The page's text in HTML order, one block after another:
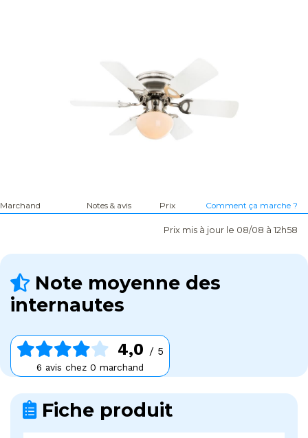
Marchand Notes & avis Prix Comment ça marche ?
Prix mis à jour le 08/08 à 12h58
Note moyenne des
internautes
4,0 / 5
6 avis chez 0 marchand
Fiche produit